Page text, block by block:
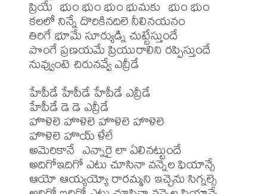
ప్రియే  భుం భుం భుం భుమకు  భుం భుం
కలలో నిన్నే దొరికినదిలె నీలినయనం
తిరిగే భూమే సూర్యుడ్ని చుట్టేస్తుందే
పొంగే ప్రణయమే ప్రియురాలిని రప్పిస్తుందే
నువ్వుంటె చిరునవ్వే ఎవ్రీడే
హేపీడే హేపీడే హేపీడే ఎవ్రీడే
హేపీడే డె డె ఎవ్రీడే
హొళెలె హొళెలె హొళెలె హొళెలె
హొళెలె హొయ్ ళేలే
అమెరికానే  ఎన్నారై లా ఏలినట్టుందే
అదిగోఇదిగో ఎటు చూసినా వన్నెల ఫియాన్సే
ఆయో ఆయ్యయ్యో రారమ్మని ఇచ్చెను సిగ్నల్సె